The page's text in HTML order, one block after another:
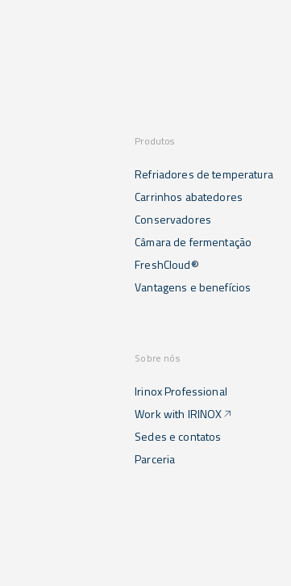
Produtos
Refriadores de temperatura
Carrinhos abatedores
Conservadores
Câmara de fermentação
FreshCloud®
Vantagens e benefícios
Sobre nós
Irinox Professional
Work with IRINOX
Sedes e contatos
Parceria